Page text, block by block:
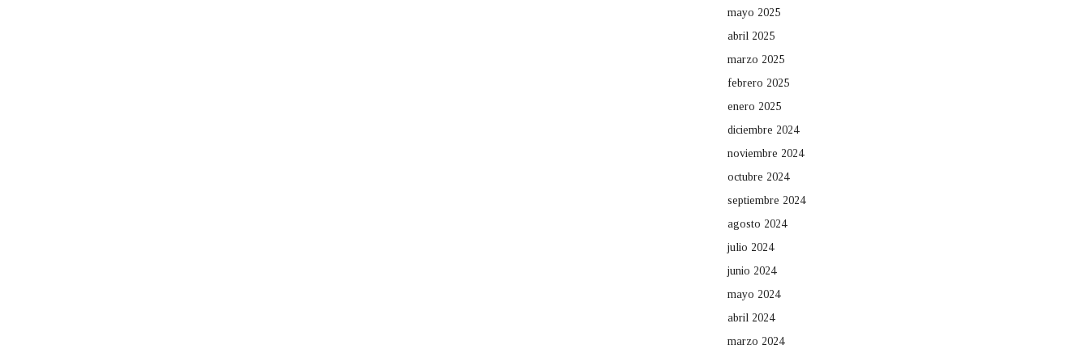
mayo 2025
abril 2025
marzo 2025
febrero 2025
enero 2025
diciembre 2024
noviembre 2024
octubre 2024
septiembre 2024
agosto 2024
julio 2024
junio 2024
mayo 2024
abril 2024
marzo 2024